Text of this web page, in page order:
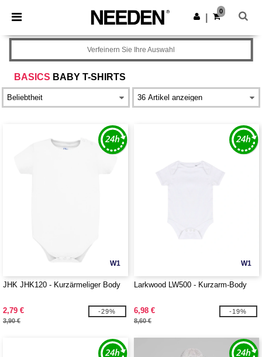
× Needen App
Bessere Preise in der App!
App holen
0
BASICS BABY T-SHIRTS
Verfeinern Sie Ihre Auswahl
W1
JHK JHK120 - Kurzärmeliger Body
2,79 €
3,90 €
-29%
W1
Larkwood LW500 - Kurzarm-Body
6,98 €
8,60 €
-19%